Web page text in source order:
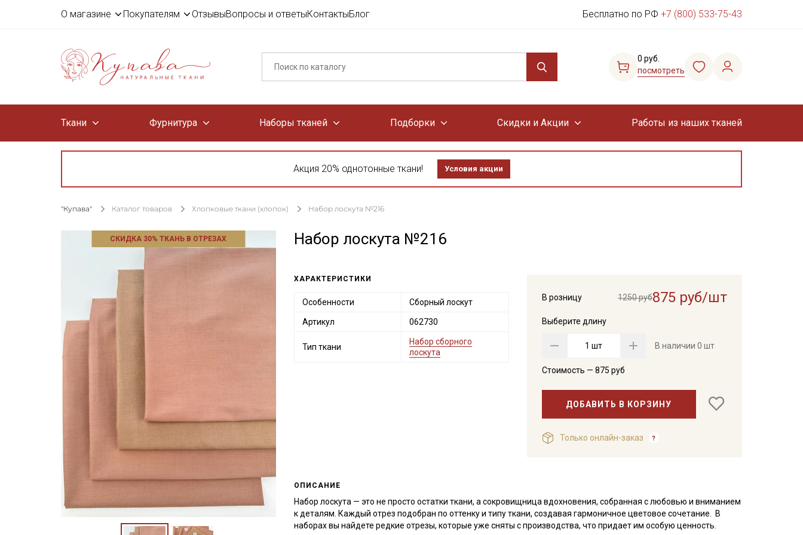
О магазине Покупателям ОтзывыВопросы и ответыКонтактыБлог Бесплатно по РФ +7 (800) 533-75-43
0 руб.
посмотреть
Ткани Фурнитура Наборы тканей Подборки Скидки и Акции Работы из наших тканей
Акция 20% однотонные ткани! Условия акции
"Купава" Каталог товаров Хлопковые ткани (хлопок) Набор лоскута №216
СКИДКА 30% ТКАНЬ В ОТРЕЗАХ Набор лоскута №216
В розницу 1250 руб875 руб/шт
Выберите длину
шт В наличии 0 шт
Стоимость — 875 руб
ДОБАВИТЬ В КОРЗИНУ
Только онлайн-заказ
ХАРАКТЕРИСТИКИ
Особенности Сборный лоскут
Артикул 062730
Тип ткани
Набор сборного
лоскута
ОПИСАНИЕ
Набор лоскута — это не просто остатки ткани, а сокровищница вдохновения, собранная с любовью и вниманием
к деталям. Каждый отрез подобран по оттенку и типу ткани, создавая гармоничное цветовое сочетание. В
наборах вы найдете редкие отрезы, которые уже сняты с производства, что придает им особую ценность.